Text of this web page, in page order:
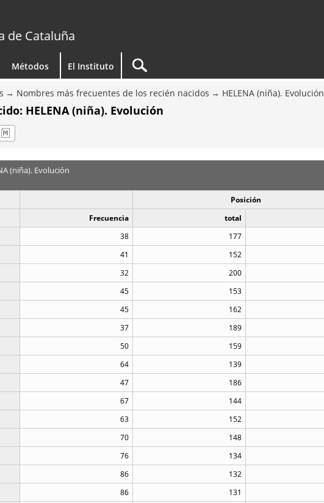
de Cataluña
Métodos El Instituto
Nombres más frecuentes de los recién nacidos HELENA (niña). Evolución
HELENA (niña). Evolución
(niña). Evolución
Posición
Frecuencia
total
38 177
41 152
32 200
45 153
45 162
37 189
50 159
64 139
47 186
67 144
63 152
70 148
76 134
86 132
86 131